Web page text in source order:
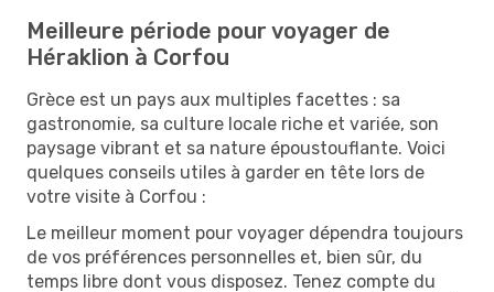
Meilleure période pour voyager de
Héraklion à Corfou
Grèce est un pays aux multiples facettes : sa
gastronomie, sa culture locale riche et variée, son
paysage vibrant et sa nature époustouflante. Voici
quelques conseils utiles à garder en tête lors de
votre visite à Corfou :
Le meilleur moment pour voyager dépendra toujours
de vos préférences personnelles et, bien sûr, du
temps libre dont vous disposez. Tenez compte du